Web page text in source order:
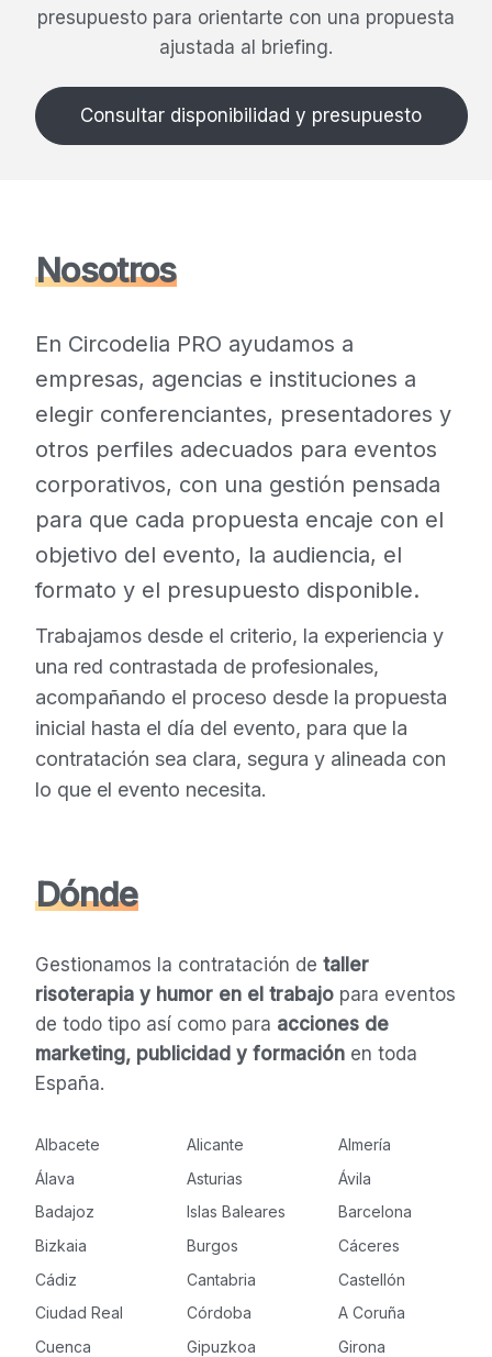
presupuesto para orientarte con una propuesta
ajustada al briefing.
Consultar disponibilidad y presupuesto
Nosotros
En Circodelia PRO ayudamos a
empresas, agencias e instituciones a
elegir conferenciantes, presentadores y
otros perfiles adecuados para eventos
corporativos, con una gestión pensada
para que cada propuesta encaje con el
objetivo del evento, la audiencia, el
formato y el presupuesto disponible.
Trabajamos desde el criterio, la experiencia y
una red contrastada de profesionales,
acompañando el proceso desde la propuesta
inicial hasta el día del evento, para que la
contratación sea clara, segura y alineada con
lo que el evento necesita.
Dónde
Gestionamos la contratación de taller
risoterapia y humor en el trabajopara eventos
de todo tipo así como para acciones de
marketing, publicidad y formaciónen toda
España.
Albacete Alicante
Almería
Álava
Asturias
Ávila
Badajoz
Islas Baleares
Barcelona
Bizkaia
Burgos
Cáceres
Cádiz
Cantabria
Castellón
Ciudad Real
Córdoba
A Coruña
Cuenca
Gipuzkoa
Girona